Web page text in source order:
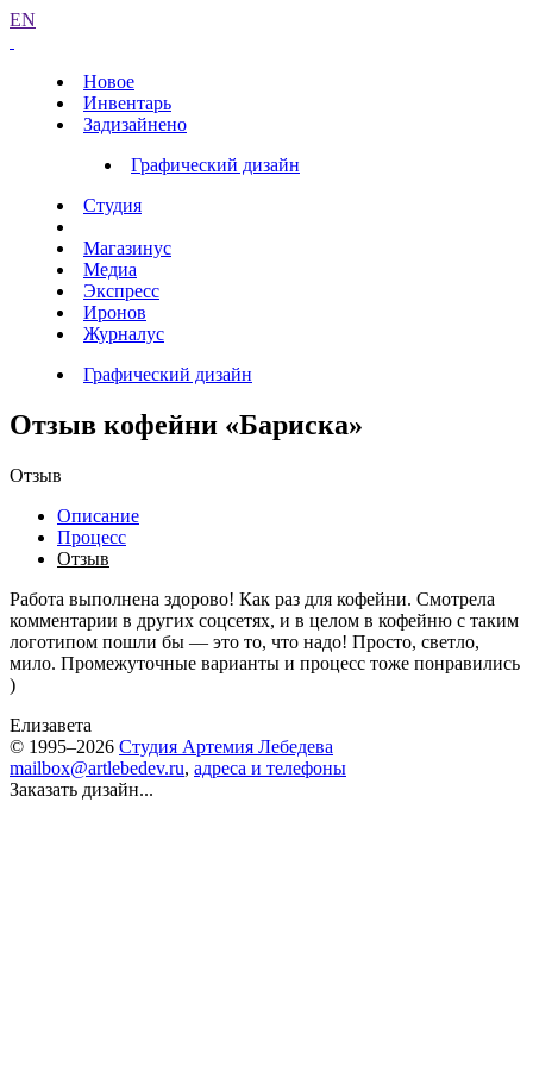
EN
Новое
Инвентарь
Задизайнено
Графический дизайн
Студия
Магазинус
Медиа
Экспресс
Иронов
Журналус
Графический дизайн
Отзыв кофейни «Бариска»
Отзыв
Описание
Процесс
Отзыв
Работа выполнена здорово! Как раз для кофейни. Смотрела
комментарии в других соцсетях, и в целом в кофейню с таким
логотипом пошли бы — это то, что надо! Просто, светло,
мило. Промежуточные варианты и процесс тоже понравились
)
Елизавета
© 1995–2026 Студия Артемия Лебедева
mailbox@artlebedev.ru, адреса и телефоны
Заказать дизайн...